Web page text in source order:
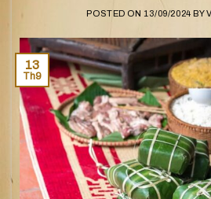
POSTED ON 13/09/2024 BY
13
Th9